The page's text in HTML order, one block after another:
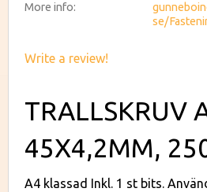
More info
se/
Write a review!
TRALLSKRUV
45X4,2MM,
A4 klassad Inkl. 1 st bits.